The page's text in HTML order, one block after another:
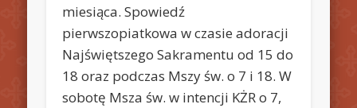
miesiąca. Spowiedź
pierwszopiatkowa w czasie adoracji
Najświętszego Sakramentu od 15 do
18 oraz podczas Mszy św. o 7 i 18. W
sobotę Msza św. w intencji KŻR o 7,